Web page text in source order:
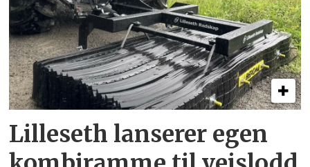
Lilleseth lanserer egen